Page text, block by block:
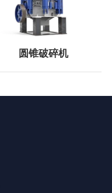
圆锥破碎机